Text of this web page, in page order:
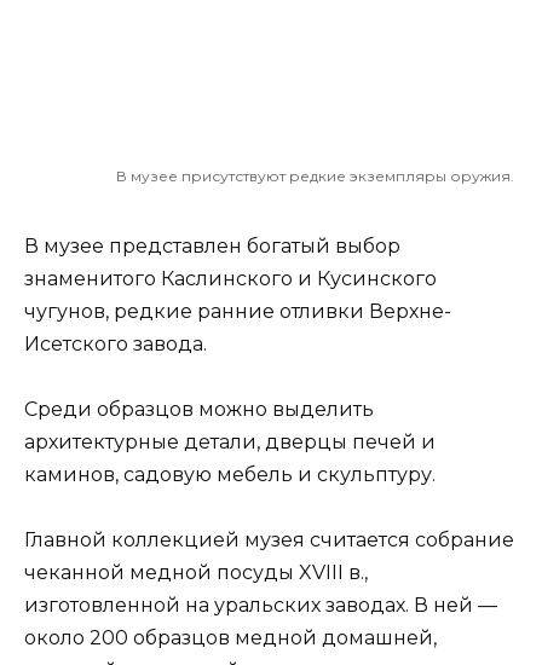
В музее присутствуют редкие экземпляры оружия.
В музее представлен богатый выбор
знаменитого Каслинского и Кусинского
чугунов, редкие ранние отливки Верхне-
Исетского завода.
Среди образцов можно выделить
архитектурные детали, дверцы печей и
каминов, садовую мебель и скульптуру.
Главной коллекцией музея считается собрание
чеканной медной посуды XVIII в.,
изготовленной на уральских заводах. В ней —
около 200 образцов медной домашней,